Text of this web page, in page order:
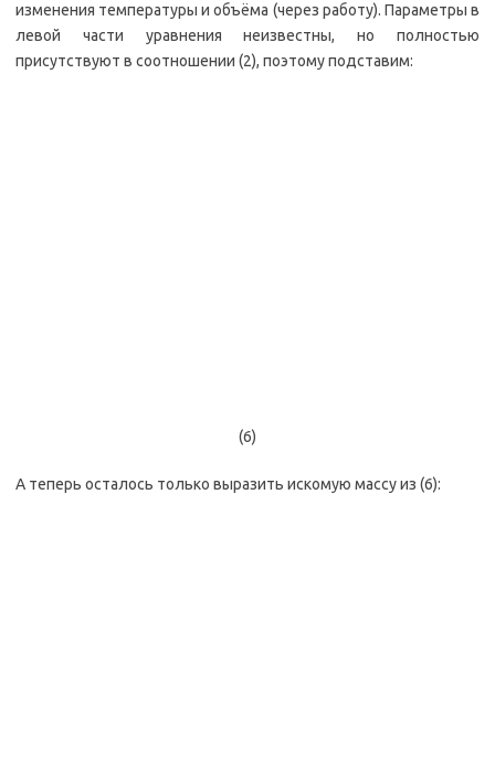
изменения температуры и объёма (через работу). Параметры в
левой части уравнения неизвестны, но полностью
присутствуют в соотношении (2), поэтому подставим:
(6)
А теперь осталось только выразить искомую массу из (6):